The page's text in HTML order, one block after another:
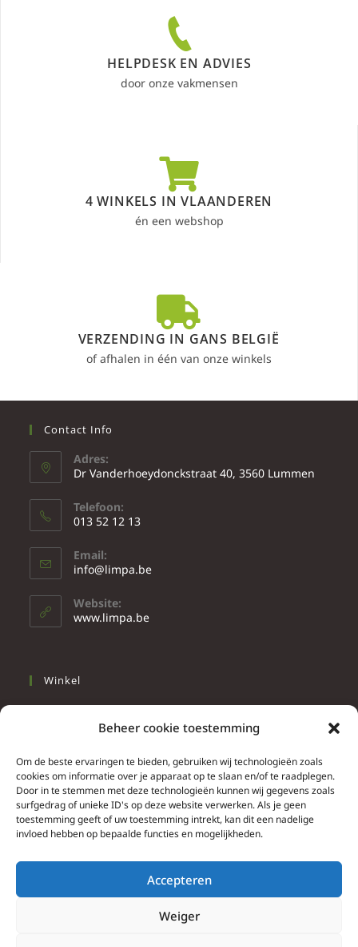
Beheer cookie toestemming
Om de beste ervaringen te bieden, gebruiken wij technologieën zoals
cookies om informatie over je apparaat op te slaan en/of te raadplegen.
Door in te stemmen met deze technologieën kunnen wij gegevens zoals
surfgedrag of unieke ID's op deze website verwerken. Als je geen
toestemming geeft of uw toestemming intrekt, kan dit een nadelige
invloed hebben op bepaalde functies en mogelijkheden.
Accepteren
Weiger
HELPDESK EN ADVIES
door onze vakmensen
4 WINKELS IN VLAANDEREN
én een webshop
VERZENDING IN GANS BELGIË
of afhalen in één van onze winkels
Contact Info
Adres:
Dr Vanderhoeydonckstraat 40, 3560 Lummen
Telefoon:
013 52 12 13
Email:
info@limpa.be
Website:
www.limpa.be
Winkel
Wonen
Info
Contacteer ons